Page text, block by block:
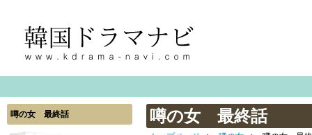
噂の女 最終話 噂の女 最終話